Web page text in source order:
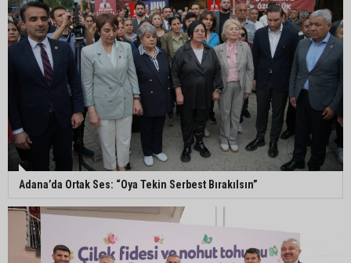
tutuklandı
Seyhan’da fırın ve pastanelere hijyen denetimi
gerçekleştirildi
Eski polis memuru Ergün Karakaya’nın
öldürüldüğü silahlı kavganın görüntüleri ortaya
çıktı
İmamoğlu’nda hijyen ve etiket kontrolü
Adana’da Ortak Ses: “Oya Tekin Serbest Bırakılsın”